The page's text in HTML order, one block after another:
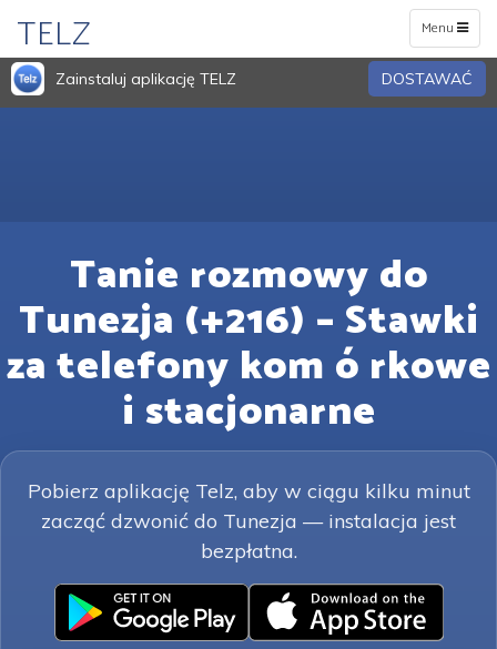
Toggle
navigation
Menu
TELZ
Zainstaluj aplikację TELZ DOSTAWAĆ
Tanie rozmowy do
Tunezja (+216) – Stawki
za telefony kom ó rkowe
i stacjonarne
Pobierz aplikację Telz, aby w ciągu kilku minut
zacząć dzwonić do Tunezja — instalacja jest
bezpłatna.